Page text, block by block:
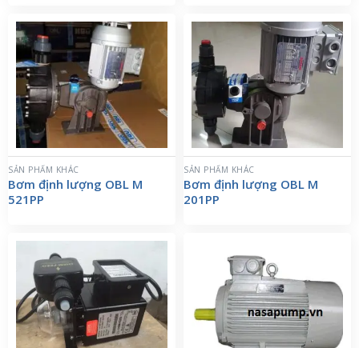
SẢN PHẨM KHÁC
Bơm định lượng OBL M
521PP
SẢN PHẨM KHÁC
Bơm định lượng OBL M
201PP